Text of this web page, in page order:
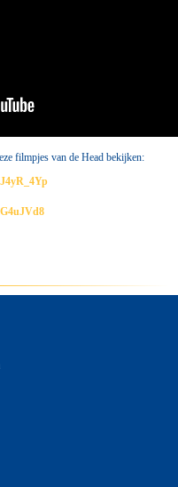
filmpjes van de Head bekijken: